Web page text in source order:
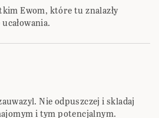
Ewom, które tu znalazły
Nie odpuszczej i skladaj
i tym potencjalnym.